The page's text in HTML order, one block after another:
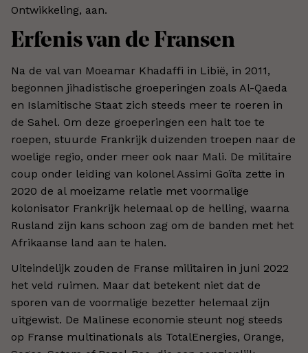
Ontwikkeling, aan.
Erfenis van de Fransen
Na de val van Moeamar Khadaffi in Libië, in 2011,
begonnen jihadistische groeperingen zoals Al-Qaeda
en Islamitische Staat zich steeds meer te roeren in
de Sahel. Om deze groeperingen een halt toe te
roepen, stuurde Frankrijk duizenden troepen naar de
woelige regio, onder meer ook naar Mali. De militaire
coup onder leiding van kolonel Assimi Goïta zette in
2020 de al moeizame relatie met voormalige
kolonisator Frankrijk helemaal op de helling, waarna
Rusland zijn kans schoon zag om de banden met het
Afrikaanse land aan te halen.
Uiteindelijk zouden de Franse militairen in juni 2022
het veld ruimen. Maar dat betekent niet dat de
sporen van de voormalige bezetter helemaal zijn
uitgewist. De Malinese economie steunt nog steeds
op Franse multinationals als TotalEnergies, Orange,